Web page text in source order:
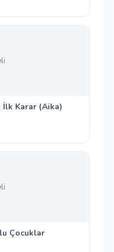
Karar (Aika)
Çocuklar